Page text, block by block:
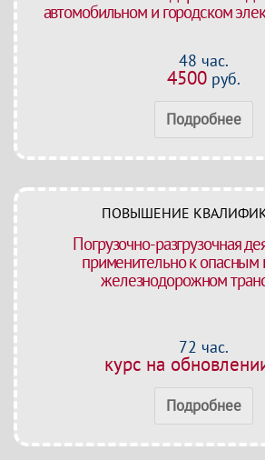
автомобильном и городском
48 час.
4500руб.
Подробнее
ПОВЫШЕНИЕ
Погрузочно-разгрузочная
применительно к опасным
железнодорожном
72 час.
курс на
Подробнее